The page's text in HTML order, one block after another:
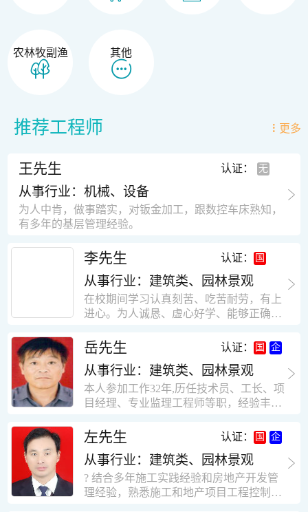
农林牧副渔 其他
推荐工程师 更多
王先生 认证：
从事行业：机械、设备
为人中肯，做事踏实，对钣金加工，跟数控车床熟知，
有多年的基层管理经验。
李先生 认证：
从事行业：建筑类、园林景观
在校期间学习认真刻苦、吃苦耐劳，有上
进心。为人诚恳、虚心好学、能够正确对
思想积极上进，接受能力和独立能力强，
有很强的团队精神和集体荣誉感。做事认
真负责，有很强的责任心。秉承山大扎
实、厚重的学风。为人正直、诚信、稳
重。有强烈的上进心、事业心。有很强的
工作学习认真踏实，能够吃苦耐劳，责任
心强。 性格外向、开朗，有良好的人
际关系和一定的组织能力。做事认真负
责、积极肯干。我有信心在今后的工作岗
位上发挥自己的才能!积极的人生观，在我
的字典中没有“放弃”，始终坚信只要努力
岳先生 认证：
从事行业：建筑类、园林景观
本人参加工作32年,历任技术员、工长、项
目经理、专业监理工程师等职，经验丰
计，工程经济技术分析，能适应建筑行业
各种岗位，组织协调能力强，技术全面，
适用工地管理． 本人1978年高中毕业，同
年参加工作，至今已在建筑行业工作了30
年。从1978年进入本县建筑公司学徒开始
左先生 认证：
从事行业：建筑类、园林景观
? 结合多年施工实践经验和房地产开发管
理经验，熟悉施工和地产项目工程控制要